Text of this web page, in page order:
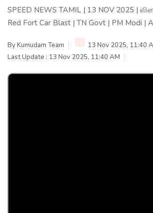
SPEED NEWS TAMIL | 13 NOV 2025 |
Red Fort Car Blast | TN Govt | PM Modi |
ByKumudam Team
13 Nov 2025, 11:40
Last Update : 13 Nov 2025, 11:40 AM